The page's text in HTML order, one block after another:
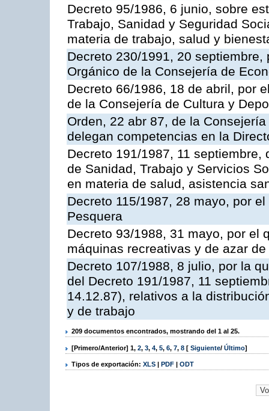
Decreto 95/1986, 6 junio, sobre
Trabajo, Sanidad y Seguridad
materia de trabajo, salud y
Decreto 230/1991, 20
Orgánico de la Consejería de
Decreto 66/1986, 18 de abril, por
de la Consejería de Cultura y
Orden, 22 abr 87, de la
delegan competencias en la
Decreto 191/1987, 11
de Sanidad, Trabajo y Servicios
en materia de salud, asistencia
Decreto 115/1987, 28 mayo, por
Pesquera
Decreto 93/1988, 31 mayo, por el
máquinas recreativas y de azar
Decreto 107/1988, 8 julio, por la
del Decreto 191/1987, 11
14.12.87), relativos a la
y de trabajo
209 documentos encontrados, mostrando del 1 al 25.
[Primero/Anterior] 1, 2, 3, 4, 5, 6, 7, 8 [ Siguiente/ Último]
Tipos de exportación: XLS | PDF | ODT